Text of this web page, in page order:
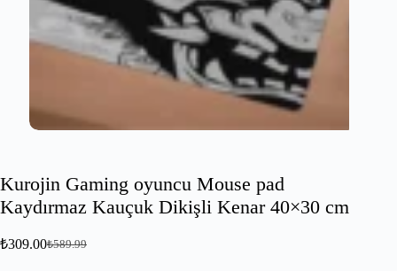
Kurojin Gaming oyuncu Mouse pad
Kaydırmaz Kauçuk Dikişli Kenar 40×30 cm
₺589.99
₺309.00